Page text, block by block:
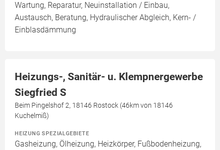
Wartung, Reparatur, Neuinstallation / Einbau,
Austausch, Beratung, Hydraulischer Abgleich, Kern- /
Einblasdämmung
Heizungs-, Sanitär- u. Klempnergewerbe
Siegfried S
Beim Pingelshof 2, 18146 Rostock (46km von 18146
Kuchelmiß)
HEIZUNG SPEZIALGEBIETE
Gasheizung, Ölheizung, Heizkörper, Fußbodenheizung,